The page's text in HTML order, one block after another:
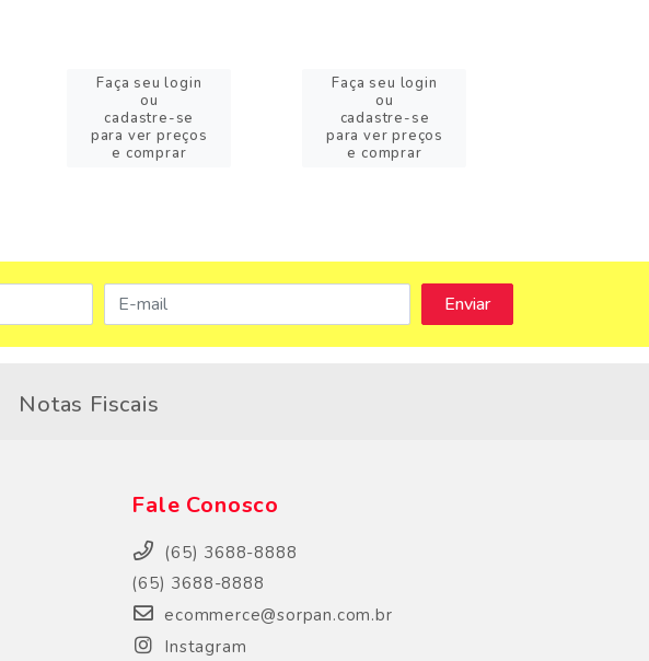
Faça seu login
ou
cadastre-se
para ver preços
e comprar
Faça seu login
ou
cadastre-se
para ver preços
e comprar
Notas Fiscais
Fale Conosco
(65) 3688-8888
(65) 3688-8888
ecommerce@sorpan.com.br
Instagram